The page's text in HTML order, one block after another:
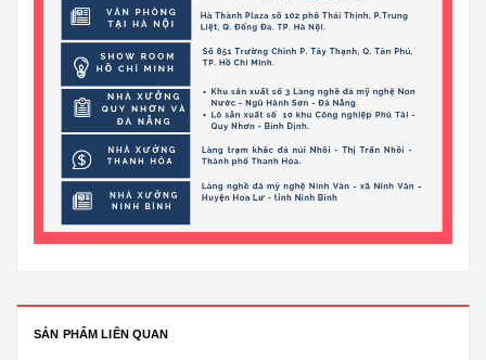
SẢN PHẨM LIÊN QUAN